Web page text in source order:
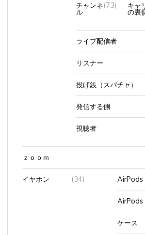
チャンネ
ル
(73) キャ
の裏
ライブ配信者
リスナー
投げ銭（スパチャ）
発信する側
視聴者
ｚｏｏｍ
イヤホン (34) AirPods
AirPods
ケース